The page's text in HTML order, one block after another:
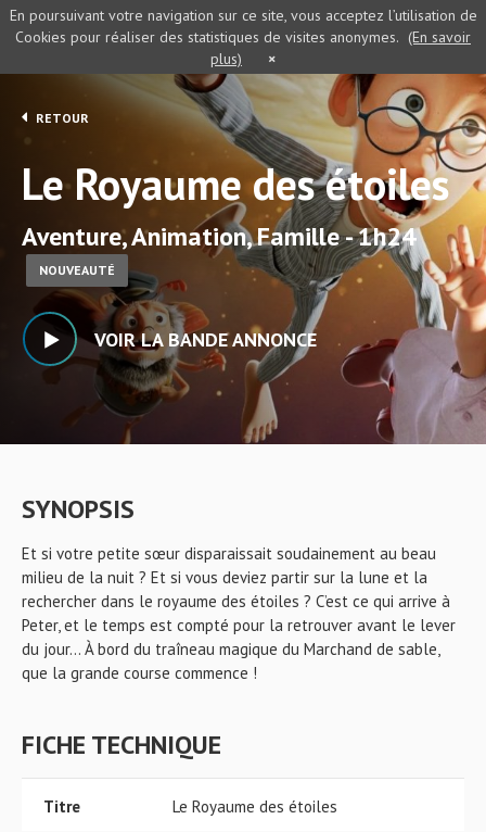
RETOUR
Le Royaume des étoiles
Aventure, Animation, Famille - 1h24
NOUVEAUTÉ
VOIR LA BANDE ANNONCE
SYNOPSIS
Et si votre petite sœur disparaissait soudainement au beau
milieu de la nuit ? Et si vous deviez partir sur la lune et la
rechercher dans le royaume des étoiles ? C’est ce qui arrive à
Peter, et le temps est compté pour la retrouver avant le lever
du jour… À bord du traîneau magique du Marchand de sable,
que la grande course commence !
FICHE TECHNIQUE
Titre Le Royaume des étoiles
En poursuivant votre navigation sur ce site, vous acceptez l’utilisation de
Cookies pour réaliser des statistiques de visites anonymes. (En savoir
plus)
×